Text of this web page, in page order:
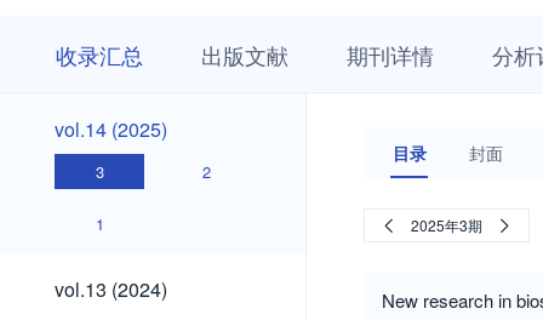
收录汇总 出版文献 期刊详情 分析
vol.14
(2025)
vol.14 (2025)
3 2
1
vol.13
(2024)
vol.13 (2024)
目录 封面
2025年3期
New research in